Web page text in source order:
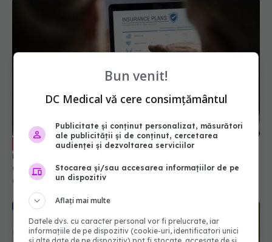
medical? Theodor Alexandrescu spune unde
greșește România: Risipă, abuz sau fraudă între
8% - 40%. Noi suntem la partea superioară
01 mar 2025, 13:00
Bun venit!
DC Medical vă cere consimțământul
Publicitate și conținut personalizat, măsurători
ale publicității și de conținut, cercetarea
audienței și dezvoltarea serviciilor
Stocarea și/sau accesarea informațiilor de pe
un dispozitiv
Aflați mai multe
Datele dvs. cu caracter personal vor fi prelucrate, iar
informațiile de pe dispozitiv (cookie-uri, identificatori unici